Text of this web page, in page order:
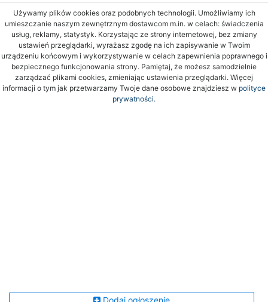
Używamy plików cookies oraz podobnych technologii. Umożliwiamy ich
umieszczanie naszym zewnętrznym dostawcom m.in. w celach: świadczenia
usług, reklamy, statystyk. Korzystając ze strony internetowej, bez zmiany
ustawień przeglądarki, wyrażasz zgodę na ich zapisywanie w Twoim
urządzeniu końcowym i wykorzystywanie w celach zapewnienia poprawnego i
bezpiecznego funkcjonowania strony. Pamiętaj, że możesz samodzielnie
zarządzać plikami cookies, zmieniając ustawienia przeglądarki. Więcej
informacji o tym jak przetwarzamy Twoje dane osobowe znajdziesz w polityce
prywatności.
Dodaj ogłoszenie